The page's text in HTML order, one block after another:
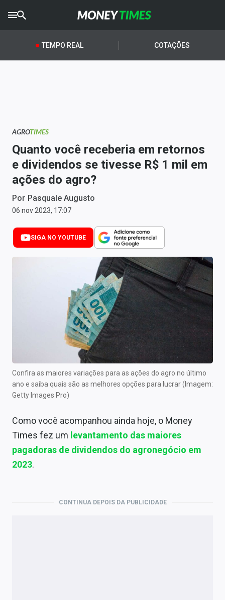
CRYPTOTIMES
AGROTIMES
Newsletters
Money Trader
Anuncie
Últimas Notícias
Newsletters
Cotações
Carteiras Recomendadas
Central de Dividendos
Central de Fundos Imobiliários
Central dos IPOs
Renda Fixa
Mercados
Economia
TEMPO REAL COTAÇÕES
AGROTIMES
Quanto você receberia em retornos
e dividendos se tivesse R$ 1 mil em
ações do agro?
Por Pasquale Augusto
06 nov 2023, 17:07
SIGA NO YOUTUBE
Confira as maiores variações para as ações do agro no último
ano e saiba quais são as melhores opções para lucrar (Imagem:
Getty Images Pro)
Como você acompanhou ainda hoje, o Money
Times fez um levantamento das maiores
pagadoras de dividendos do agronegócio em
2023.
CONTINUA DEPOIS DA PUBLICIDADE